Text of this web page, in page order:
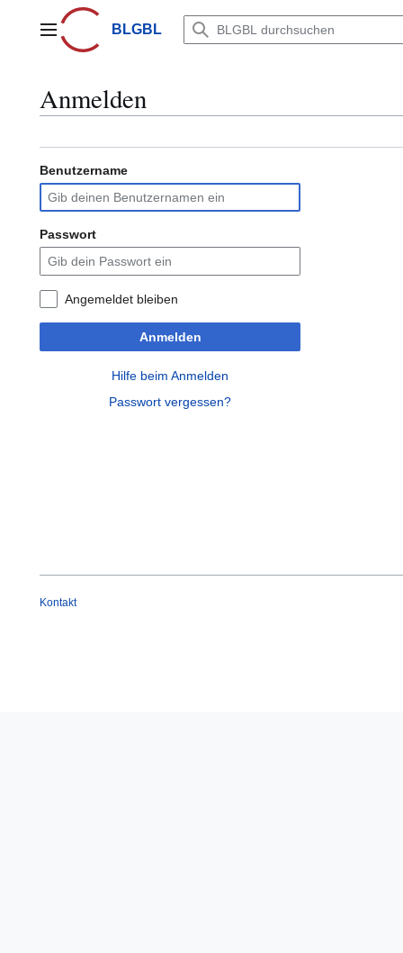
springenHauptmenüBLGBL
Anmelden
Benutzername
Passwort
Angemeldet bleiben
Anmelden
Hilfe beim Anmelden
Passwort vergessen?
Kontakt